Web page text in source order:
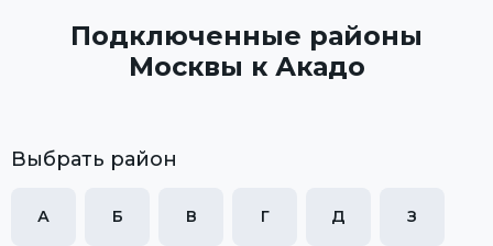
Подключенные районы
Москвы к Акадо
Выбрать район
А Б В Г Д З